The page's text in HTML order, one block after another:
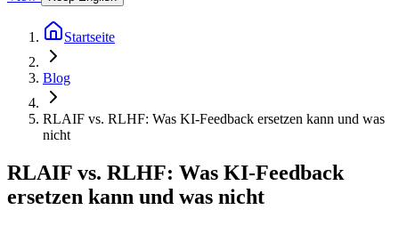
Startseite
Blog
RLAIF vs. RLHF: Was KI-Feedback ersetzen kann und was
nicht
RLAIF vs. RLHF: Was KI-Feedback
ersetzen kann und was nicht